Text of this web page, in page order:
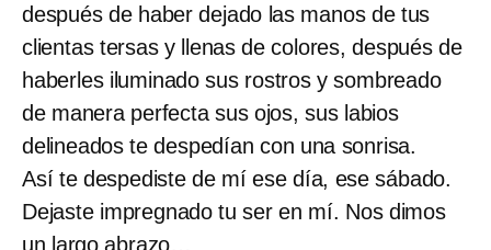
después de haber dejado las manos de tus
clientas tersas y llenas de colores, después de
haberles iluminado sus rostros y sombreado
de manera perfecta sus ojos, sus labios
delineados te despedían con una sonrisa.
Así te despediste de mí ese día, ese sábado.
Dejaste impregnado tu ser en mí. Nos dimos
un largo abrazo…